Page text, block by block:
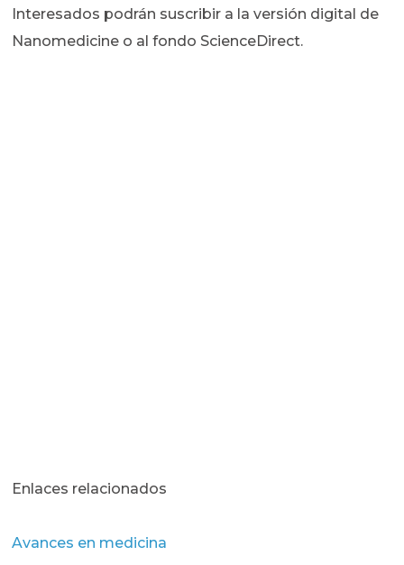
Interesados podrán suscribir a la versión digital de
Nanomedicine o al fondo ScienceDirect.
Enlaces relacionados
Avances en medicina